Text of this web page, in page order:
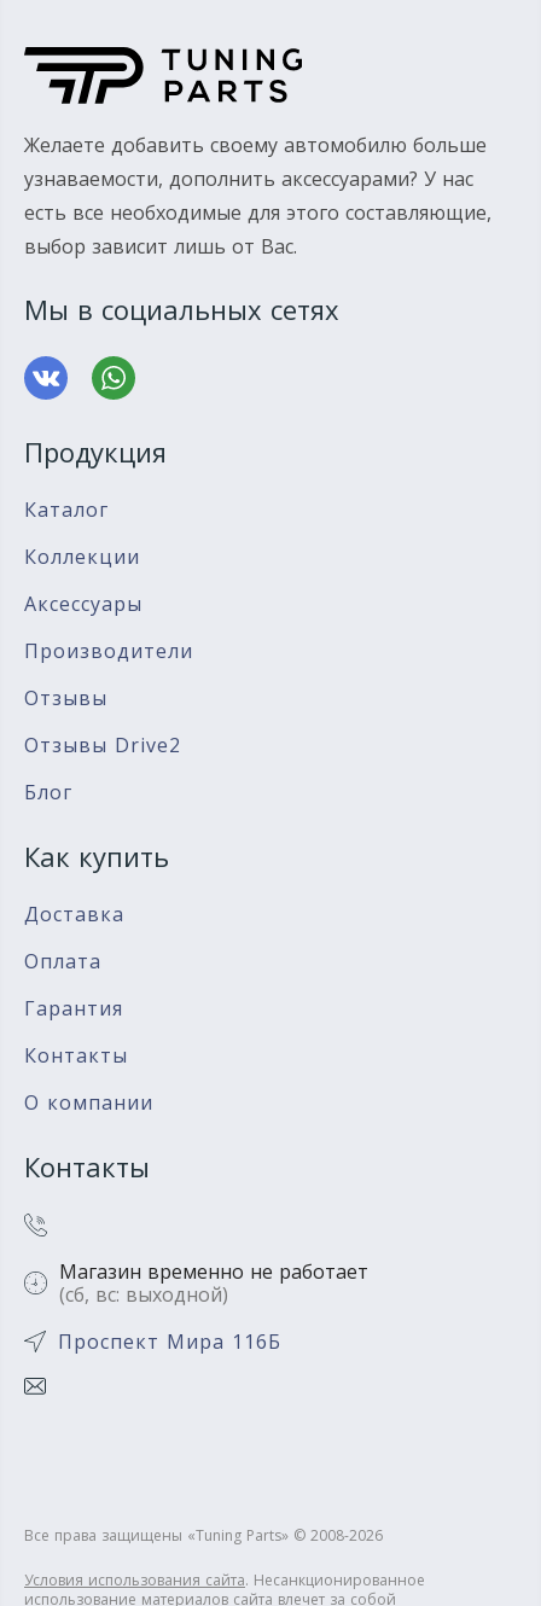
Желаете добавить своему автомобилю больше
узнаваемости, дополнить аксессуарами? У нас
есть все необходимые для этого составляющие,
выбор зависит лишь от Вас.
Мы в социальных сетях
Продукция
Каталог
Коллекции
Аксессуары
Производители
Отзывы
Отзывы Drive2
Блог
Как купить
Доставка
Оплата
Гарантия
Контакты
О компании
Контакты
Магазин временно не работает
(сб, вс: выходной)
Проспект Мира 116Б
Все права защищены «Tuning Parts» © 2008-2026
Условия использования сайта. Несанкционированное
использование материалов сайта влечет за собой